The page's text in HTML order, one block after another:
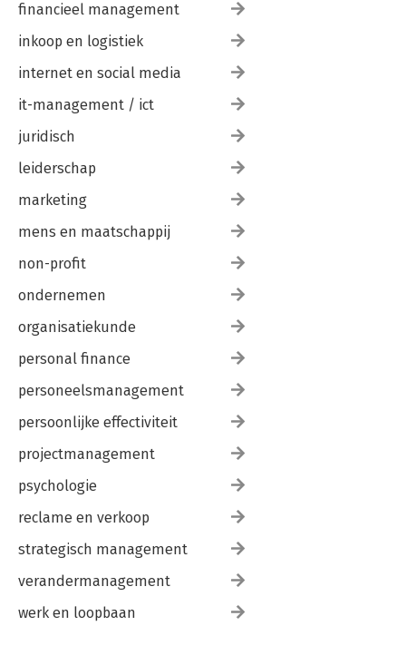
financieel management
inkoop en logistiek
internet en social media
it-management / ict
juridisch
leiderschap
marketing
mens en maatschappij
non-profit
ondernemen
organisatiekunde
personal finance
personeelsmanagement
persoonlijke effectiviteit
projectmanagement
psychologie
reclame en verkoop
strategisch management
verandermanagement
werk en loopbaan